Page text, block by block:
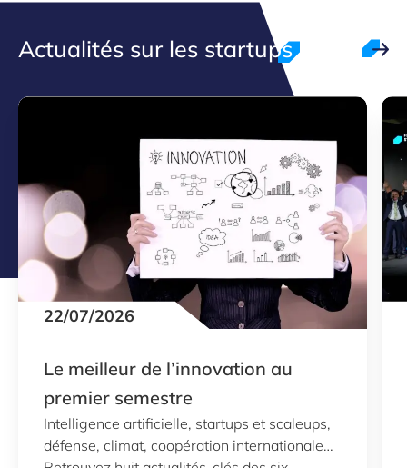
Actualités sur les startups
22/07/2026
Le meilleur de l’innovation au
premier semestre
Intelligence artificielle, startups et scaleups,
défense, climat, coopération internationale…